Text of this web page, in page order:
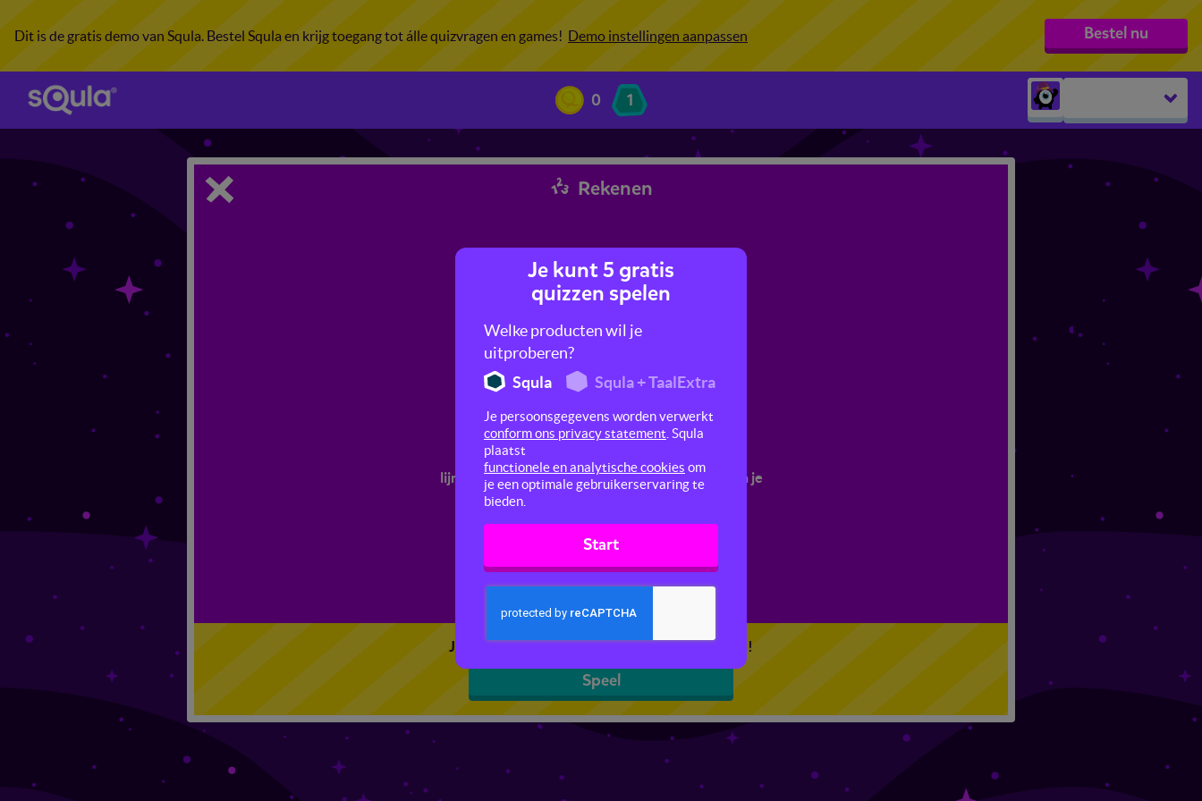
Dit is de gratis demo van Squla. Bestel Squla en krijg toegang tot álle quizvragen en games! Demo instellingen aanpassen Bestel nu
0 1
groep 1
groep 4
groep 5
Rekenen
In deze quiz oefen je met de begrippen
lijnsymmetrisch en puntsymmetrisch. Ook oefen je
met perspectieven.
Je kunt 5 gratis quizzen spelen. Speel de eerste!
Speel
Je kunt 5 gratis
quizzen spelen
Welke producten wil je
uitproberen?
Squla
Squla + TaalExtra
Je persoonsgegevens worden verwerkt
conform ons privacy statement . Squla
plaatst
functionele en analytische cookies om
je een optimale gebruikerservaring te
bieden.
Start